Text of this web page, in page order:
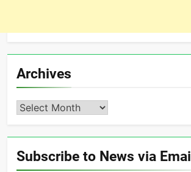
Archives
Archives
Subscribe to News via Email